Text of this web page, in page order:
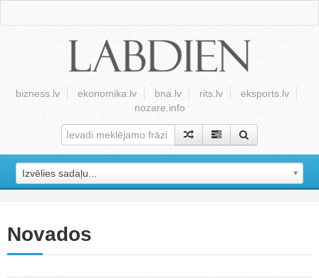
bizness.lv ekonomika.lv bna.lv rits.lv
eksports.lv
nozare.info
Izvēlies sadaļu...
Novados